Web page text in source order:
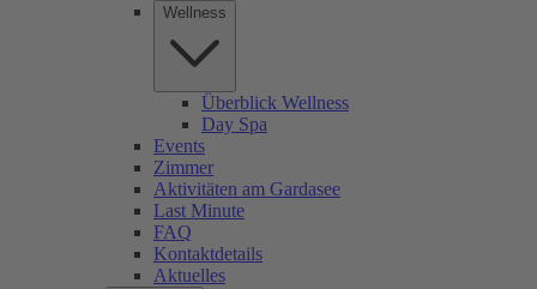
Wellness
Überblick Wellness
Day Spa
Events
Zimmer
Aktivitäten am Gardasee
Last Minute
FAQ
Kontaktdetails
Aktuelles